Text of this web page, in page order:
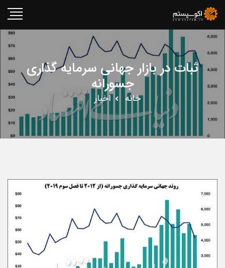
ثبات در بازار جهانی سرمایه‎ گذاری
جسورانه
خانه اخبار